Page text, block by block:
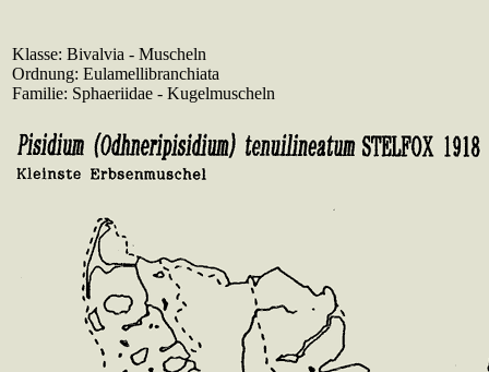
Klasse: Bivalvia - Muscheln
Ordnung: Eulamellibranchiata
Familie: Sphaeriidae - Kugelmuscheln